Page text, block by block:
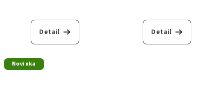
Detail Detail
Novinka